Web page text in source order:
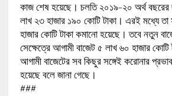
কাজ শেষ হয়েছে। চলতি ২০১৯-২০ অর্থ বছরের
লাখ ২৩ হাজার ১৯০ কোটি টাকা। এরই মধ্যে
হাজার কোটি টাকা কমানো হয়েছে। তবে নতুন
সেক্ষেত্রে আগামী বাজেট ৫ লাখ ৬০ হাজার কোটি
আগামী বাজেটের সব কিছুর সঙ্গেই করোনার
হয়েছে বলে জানা গেছে।
###